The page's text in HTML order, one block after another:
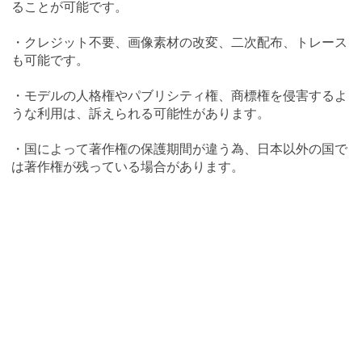
ることが可能です。
・クレジット不要、画像素材の改変、二次配布、トレース
も可能です。
・モデルの人格権やパブリシティ権、商標権を侵害するよ
うな利用は、訴えられる可能性があります。
・国によって著作権の保護期間が違う為、日本以外の国で
は著作権が残っている場合があります。